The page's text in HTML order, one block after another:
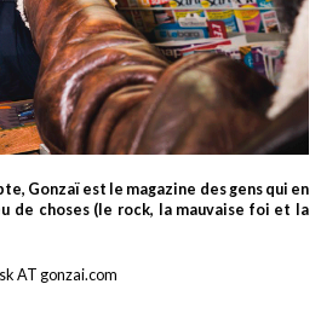
Gonzaï est le magazine des gens qui en
de choses (le rock, la mauvaise foi et la
AT gonzai.com